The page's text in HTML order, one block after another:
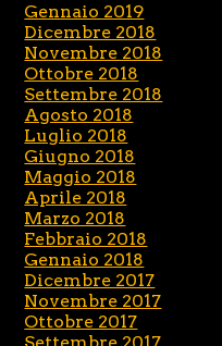
Gennaio 2019
Dicembre 2018
Novembre 2018
Ottobre 2018
Settembre 2018
Agosto 2018
Luglio 2018
Giugno 2018
Maggio 2018
Aprile 2018
Marzo 2018
Febbraio 2018
Gennaio 2018
Dicembre 2017
Novembre 2017
Ottobre 2017